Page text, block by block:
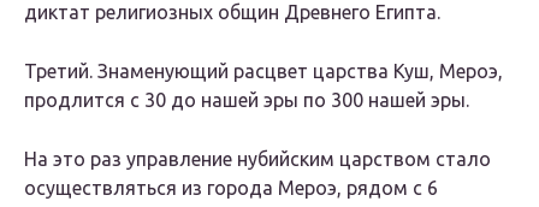
диктат религиозных общин Древнего Египта.
Третий. Знаменующий расцвет царства Куш, Мероэ,
продлится с 30 до нашей эры по 300 нашей эры.
На это раз управление нубийским царством стало
осуществляться из города Мероэ, рядом с 6